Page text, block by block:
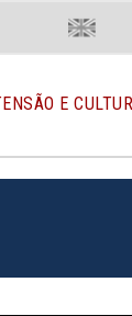
Menu
Superior
Direito
En
E